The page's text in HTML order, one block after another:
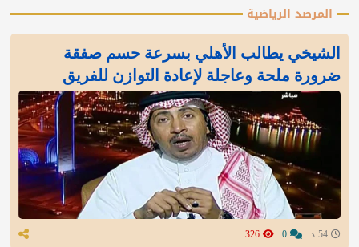
المرصد الرياضية
الشيخي يطالب الأهلي بسرعة حسم صفقة
ضرورة ملحة وعاجلة لإعادة التوازن للفريق